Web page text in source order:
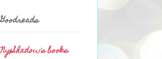
Goodreads
NyxShadow's books